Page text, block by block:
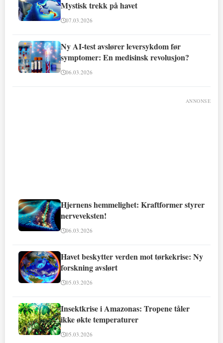
Mystisk trekk på havet
07.03.2026
Ny AI-test avslører leversykdom før
symptomer: En medisinsk revolusjon?
06.03.2026
ANNONSE
Hjernens hemmelighet: Kraftformer styrer
nerveveksten!
06.03.2026
Havet beskytter verden mot tørkekrise: Ny
forskning avslørt
05.03.2026
Insektkrise i Amazonas: Tropene tåler
ikke økte temperaturer
05.03.2026